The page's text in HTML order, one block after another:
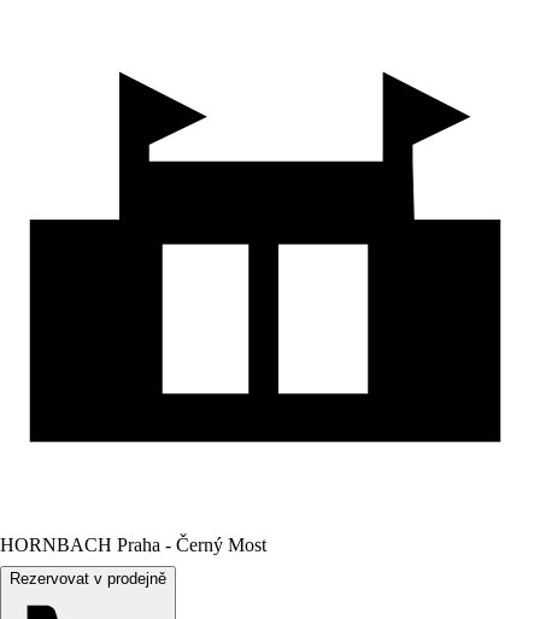
HORNBACH Praha - Černý Most
Rezervovat v prodejně